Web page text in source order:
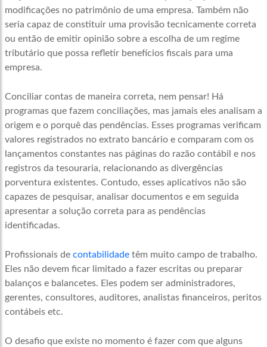
modificações no patrimônio de uma empresa. Também não
seria capaz de constituir uma provisão tecnicamente correta
ou então de emitir opinião sobre a escolha de um regime
tributário que possa refletir benefícios fiscais para uma
empresa.
Conciliar contas de maneira correta, nem pensar! Há
programas que fazem conciliações, mas jamais eles analisam a
origem e o porquê das pendências. Esses programas verificam
valores registrados no extrato bancário e comparam com os
lançamentos constantes nas páginas do razão contábil e nos
registros da tesouraria, relacionando as divergências
porventura existentes. Contudo, esses aplicativos não são
capazes de pesquisar, analisar documentos e em seguida
apresentar a solução correta para as pendências
identificadas.
Profissionais de contabilidadetêm muito campo de trabalho.
Eles não devem ficar limitado a fazer escritas ou preparar
balanços e balancetes. Eles podem ser administradores,
gerentes, consultores, auditores, analistas financeiros, peritos
contábeis etc.
O desafio que existe no momento é fazer com que alguns